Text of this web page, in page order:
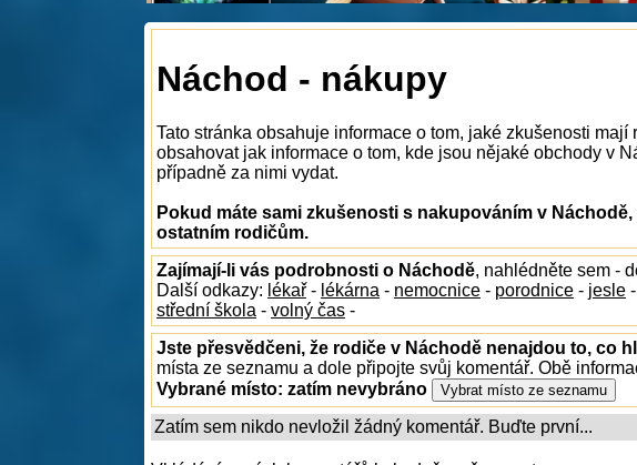
Náchod - nákupy
Tato stránka obsahuje informace o tom, jaké zkušenosti
obsahovat jak informace o tom, kde jsou nějaké obchody v
případně za nimi vydat.
Pokud máte sami zkušenosti s nakupováním v
ostatním rodičům.
Zajímají-li vás podrobnosti o Náchodě, nahlédněte sem -
Další odkazy: lékař - lékárna - nemocnice - porodnice - jesle -
střední škola - volný čas -
Jste přesvědčeni, že rodiče v Náchodě nenajdou to, co
místa ze seznamu a dole připojte svůj komentář. Obě
Vybrané místo: zatím nevybráno
Zatím sem nikdo nevložil žádný komentář. Buďte první...